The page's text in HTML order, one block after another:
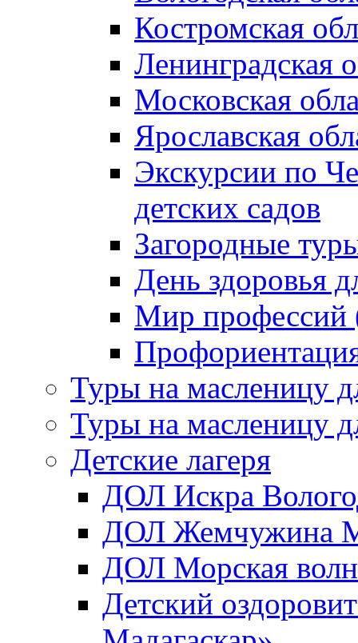
Костромская
Ленинградская
Московская
Ярославская
Экскурсии по
детских садов
Загородные
День здоровья
Мир профессий
Туры на масленицу
Туры на масленицу
Детские лагеря
ДОЛ Искра
ДОЛ Жемчужина
ДОЛ Морская
Детский